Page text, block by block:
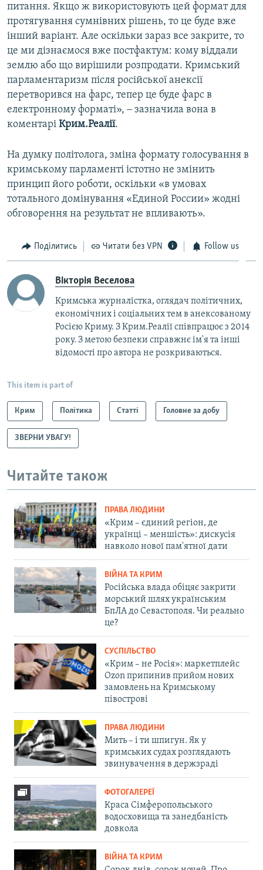
питання. Якщо ж використовують цей формат для
протягування сумнівних рішень, то це буде вже
інший варіант. Але оскільки зараз все закрите, то
це ми дізнаємося вже постфактум: кому віддали
землю або що вирішили розпродати. Кримський
парламентаризм після російської анексії
перетворився на фарс, тепер це буде фарс в
електронному форматі», ‒ зазначила вона в
коментарі Крим.Реалії.
На думку політолога, зміна формату голосування в
кримському парламенті істотно не змінить
принцип його роботи, оскільки «в умовах
тотального домінування «Единой России» жодні
обговорення на результат не впливають».
Поділитись Читати без VPN Follow us
Вікторія Веселова
Кримська журналістка, оглядач політичних,
економічних і соціальних тем в анексованому
Росією Криму. З Крим.Реалії співпрацює з 2014
року. З метою безпеки справжнє ім'я та інші
відомості про автора не розкриваються.
This item is part of
Крим Політика Статті Головне за добу
ЗВЕРНИ УВАГУ!
Читайте також
ПРАВА ЛЮДИНИ
«Крим – єдиний регіон, де
українці – меншість»: дискусія
навколо нової пам'ятної дати
ВІЙНА ТА КРИМ
Російська влада обіцяє закрити
морський шлях українським
БпЛА до Севастополя. Чи реально
це?
СУСПІЛЬСТВО
«Крим – не Росія»: маркетплейс
Ozon припинив прийом нових
замовлень на Кримському
півострові
ПРАВА ЛЮДИНИ
Мить – і ти шпигун. Як у
кримських судах розглядають
звинувачення в держзраді
ФОТОГАЛЕРЕЇ
Краса Сімферопольського
водосховища та занедбаність
довкола
ВІЙНА ТА КРИМ